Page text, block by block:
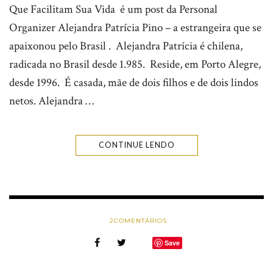
Que Facilitam Sua Vida é um post da Personal
Organizer Alejandra Patrícia Pino – a estrangeira que se
apaixonou pelo Brasil . Alejandra Patrícia é chilena,
radicada no Brasil desde 1.985. Reside, em Porto Alegre,
desde 1996. É casada, mãe de dois filhos e de dois lindos
netos. Alejandra …
CONTINUE LENDO
2COMENTÁRIOS
Save